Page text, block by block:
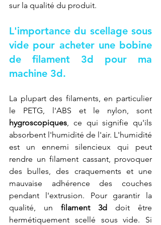
sur la qualité du produit.
L'importance du scellage sous
vide pour acheter une bobine
de filament 3d pour ma
machine 3d.
La plupart des filaments, en particulier
hygroscopiques, ce qui signifie qu'ils
absorbent l'humidité de l'air. L'humidité
est un ennemi silencieux qui peut
rendre un filament cassant, provoquer
des bulles, des craquements et une
mauvaise adhérence des couches
pendant l'extrusion. Pour garantir la
qualité, un filament 3d doit être
hermétiquement scellé sous vide. Si